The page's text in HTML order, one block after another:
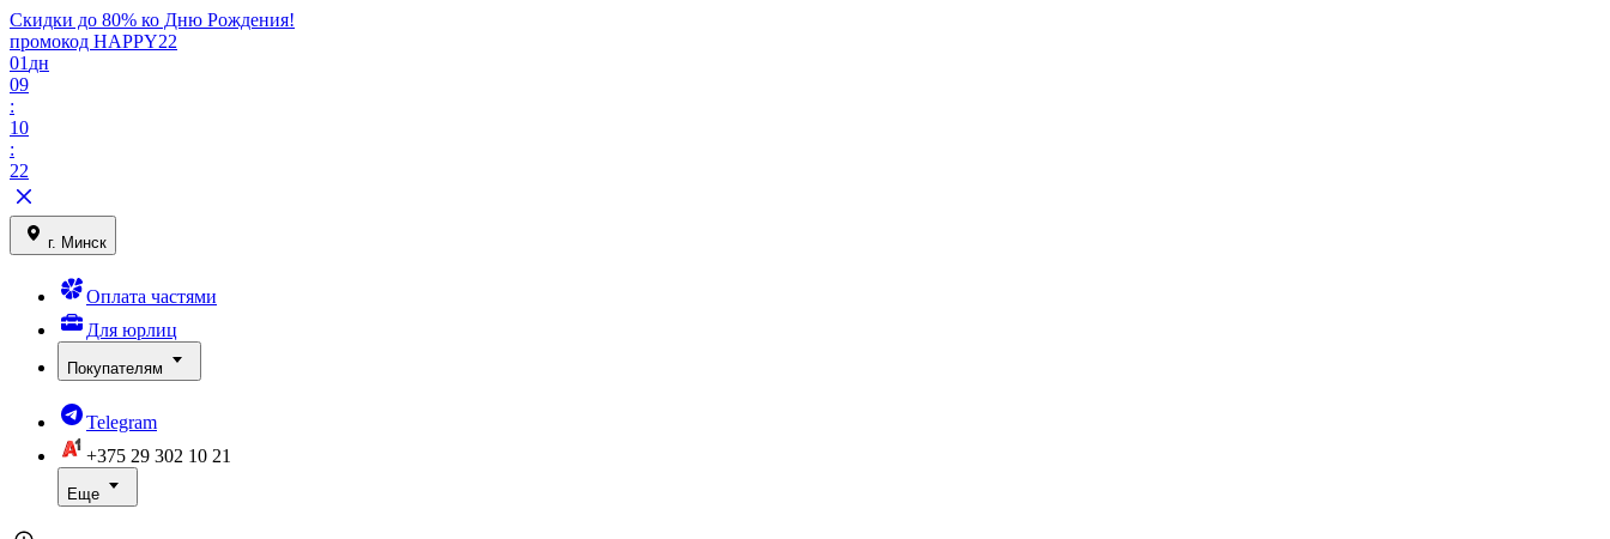
Скидки до 80% ко Дню Рождения!
промокод HAPPY22
01 дн
09
:
10
:
22
г. Минск
Оплата частями
Для юрлиц
Покупателям
Telegram
+375 29 302 10 21
Еще